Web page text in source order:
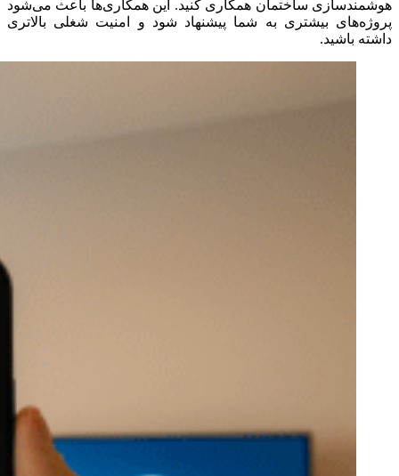
هوشمندسازی ساختمان همکاریکنید. اینهمکاری‌ها باعث می‌شود
پروژه‌های بیشتری به شما پیشنهاد شود و امنیت شغلی بالاتری
داشته باشید.